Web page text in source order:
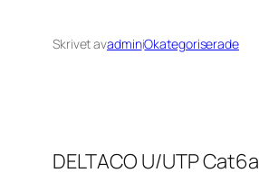
Skrivet avadminiOkategoriserade
DELTACO U/UTP